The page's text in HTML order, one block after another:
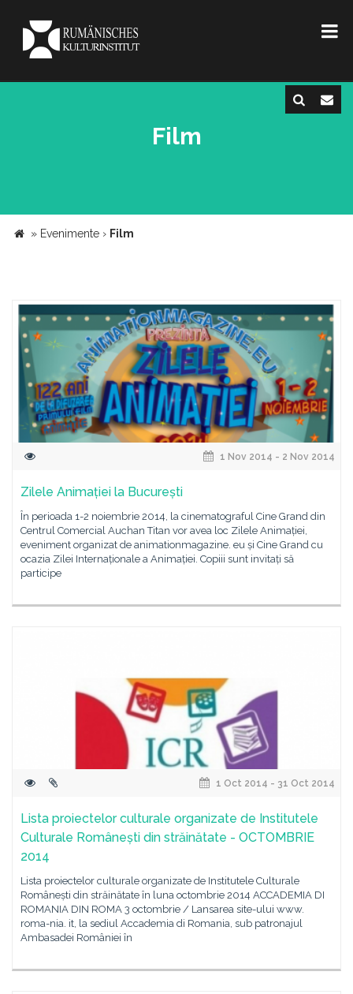
Film
» Evenimente › Film
1 Nov 2014 - 2 Nov 2014
Zilele Animației la București
În perioada 1-2 noiembrie 2014, la cinematograful Cine Grand din
Centrul Comercial Auchan Titan vor avea loc Zilele Animației,
eveniment organizat de animationmagazine. eu și Cine Grand cu
ocazia Zilei Internaționale a Animației. Copiii sunt invitați să
participe
1 Oct 2014 - 31 Oct 2014
Lista proiectelor culturale organizate de Institutele
Culturale Românești din străinătate - OCTOMBRIE
2014
Lista proiectelor culturale organizate de Institutele Culturale
Românești din străinătate în luna octombrie 2014 ACCADEMIA DI
ROMANIA DIN ROMA 3 octombrie / Lansarea site-ului www.
roma-nia. it, la sediul Accademia di Romania, sub patronajul
Ambasadei României în